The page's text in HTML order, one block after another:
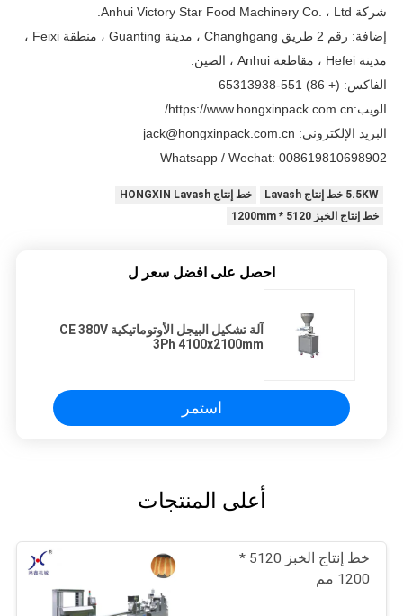
شركة Anhui Victory Star Food Machinery Co. ، Ltd.
إضافة: رقم 2 طريق Changhgang ، مدينة Guanting ، منطقة Feixi ،
مدينة Hefei ، مقاطعة Anhui ، الصين.
الفاكس: (+ 86) 551-65313938
الويب:https://www.hongxinpack.com.cn/
البريد الإلكتروني: jack@hongxinpack.com.cn
Whatsapp / Wechat: 008619810698902
5.5KW خط إنتاج Lavash
خط إنتاج HONGXIN Lavash
خط إنتاج الخبز 5120 * 1200mm
احصل على افضل سعر ل
آلة تشكيل البيجل الأوتوماتيكية CE 380V
3Ph 4100x2100mm
استمر
أعلى المنتجات
خط إنتاج الخبز 5120 *
1200 مم